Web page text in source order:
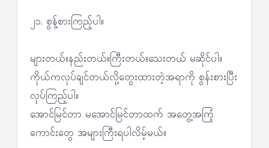
၂၁. စွန့်စားကြည့်ပါ။
များတယ်။နည်းတယ်။ကြီးတယ်။သေးတယ် မဆိုင်ပါ။
ကိုယ်ကလုပ်ချင်တယ်လို့တွေးထားတဲ့အရာကို စွန်းစားပြီး
လုပ်ကြည့်ပါ။
အောင်မြင်တာ မအောင်မြင်တာထက် အတွေ့အကြုံ
ကောင်းတွေ အများကြီးရပါလိမ့်မယ်။